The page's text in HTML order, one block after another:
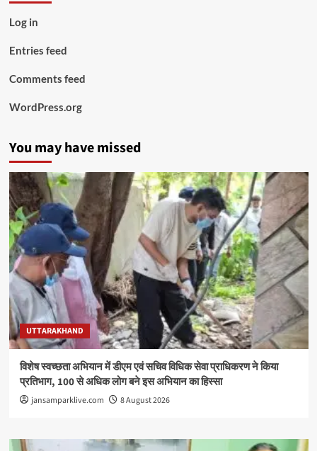
Log in
Entries feed
Comments feed
WordPress.org
You may have missed
UTTARAKHAND
विशेष स्वच्छता अभियान में डीएम एवं सचिव विधिक सेवा प्राधिकरण ने किया
प्रतिभाग, 100 से अधिक लोग बने इस अभियान का हिस्सा
jansamparklive.com 8 August 2026